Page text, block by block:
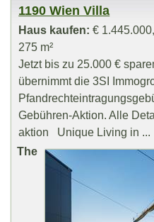
1190 Wien Villa
Haus kaufen: €
275 m²
Jetzt bis zu 25.000 €
übernimmt die 3SI
Gebühren-Aktion. Alle
aktion Unique Living in ...
The